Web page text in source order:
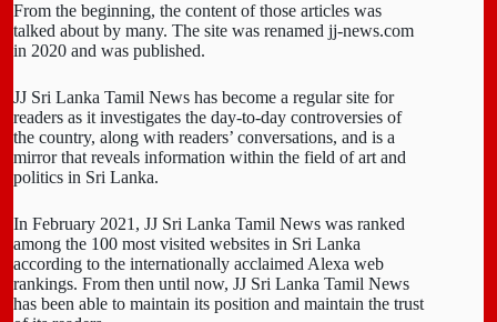
From the beginning, the content of those articles was
talked about by many. The site was renamed jj-news.com
in 2020 and was published.
JJ Sri Lanka Tamil News has become a regular site for
readers as it investigates the day-to-day controversies of
the country, along with readers’ conversations, and is a
mirror that reveals information within the field of art and
politics in Sri Lanka.
In February 2021, JJ Sri Lanka Tamil News was ranked
among the 100 most visited websites in Sri Lanka
according to the internationally acclaimed Alexa web
rankings. From then until now, JJ Sri Lanka Tamil News
has been able to maintain its position and maintain the trust